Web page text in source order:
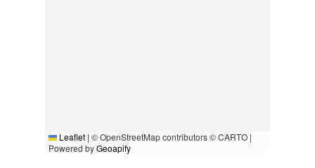
Leaflet | © OpenStreetMap contributors © CARTO |
Powered byGeoapify